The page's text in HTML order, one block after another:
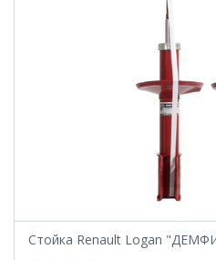
Стойка Renault Logan